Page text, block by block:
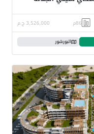
86م 3,526,000 ج.م
البورشور